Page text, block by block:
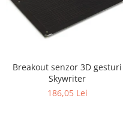
Cabluri
Conectori
Sticker
Componente
Breakout senzor 3D gesturi
Skywriter
186,05 Lei